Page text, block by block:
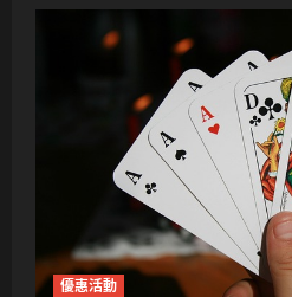
優惠活動